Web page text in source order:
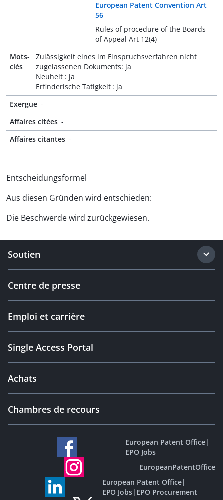
European Patent Convention Art
56
Rules of procedure of the Boards
of Appeal Art 12(4)
Mots-
clés
Zulässigkeit eines im Einspruchsverfahren nicht
zugelassenen Dokuments: ja
Neuheit : ja
Erfinderische Tatigkeit : ja
Exergue -
Affaires citées -
Affaires citantes -
Entscheidungsformel
Aus diesen Gründen wird entschieden:
Die Beschwerde wird zurückgewiesen.
Soutien
Centre de presse
Emploi et carrière
Single Access Portal
Achats
Chambres de recours
European Patent Office|
EPO Jobs
EuropeanPatentOffice
European Patent Office|
EPO Jobs| EPO Procurement